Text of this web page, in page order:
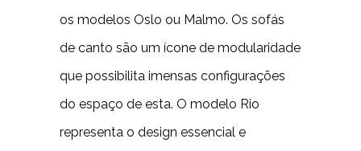
os modelos Oslo ou Malmo. Os sofás
de canto são um ícone de modularidade
que possibilita imensas configurações
do espaço de esta. O modelo Rio
representa o design essencial e